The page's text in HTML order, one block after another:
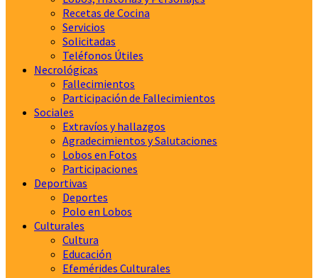
Recetas de Cocina
Servicios
Solicitadas
Teléfonos Útiles
Necrológicas
Fallecimientos
Participación de Fallecimientos
Sociales
Extravíos y hallazgos
Agradecimientos y Salutaciones
Lobos en Fotos
Participaciones
Deportivas
Deportes
Polo en Lobos
Culturales
Cultura
Educación
Efemérides Culturales